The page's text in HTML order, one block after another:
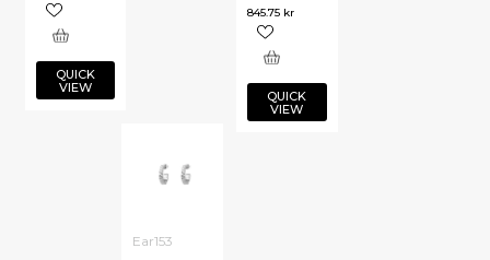
845.75 kr
QUICK
VIEW
QUICK
VIEW
Ear153